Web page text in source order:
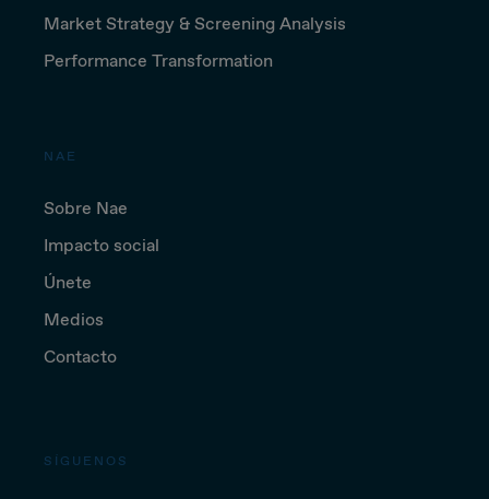
Market Strategy & Screening Analysis
Performance Transformation
NAE
Sobre Nae
Impacto social
Únete
Medios
Contacto
SÍGUENOS